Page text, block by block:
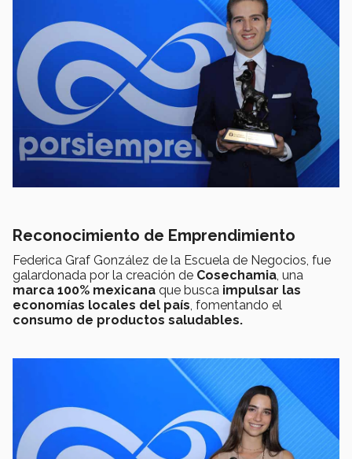
Reconocimiento de Emprendimiento
Federica Graf González de la Escuela de Negocios, fue
galardonada por la creación de Cosechamia , una
marca 100% mexicana que busca impulsar las
economías locales del país , fomentando el
consumo de productos saludables.